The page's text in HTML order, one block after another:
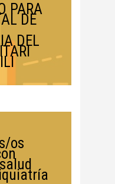
PARA
DE
DEL
os